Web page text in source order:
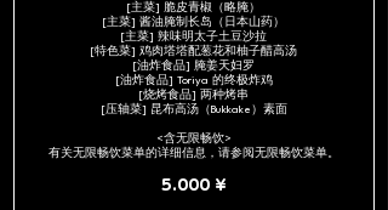
[主菜] 脆皮青椒（略腌）
[主菜] 酱油腌制长岛（日本山药）
[主菜] 辣味明太子土豆沙拉
[特色菜] 鸡肉塔塔配葱花和柚子醋高汤
[油炸食品] 腌姜天妇罗
[油炸食品] Toriya 的终极炸鸡
[烧烤食品] 两种烤串
[压轴菜] 昆布高汤（Bukkake）素面
<含无限畅饮>
有关无限畅饮菜单的详细信息，请参阅无限畅饮菜单。
5.000 ¥